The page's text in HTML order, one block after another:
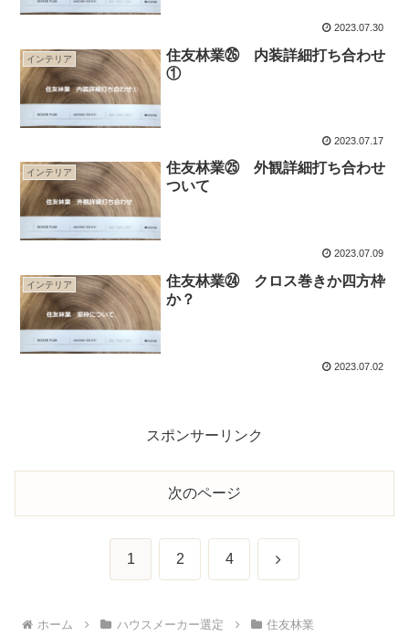
2023.07.30
インテリア
住友林業㉖ 内装詳細打ち合わせ
①
2023.07.17
インテリア
住友林業㉕ 外観詳細打ち合わせ
ついて
2023.07.09
インテリア
住友林業㉔ クロス巻きか四方枠
か？
2023.07.02
スポンサーリンク
次のページ
1 2 4 次
ホーム ハウスメーカー選定 住友林業